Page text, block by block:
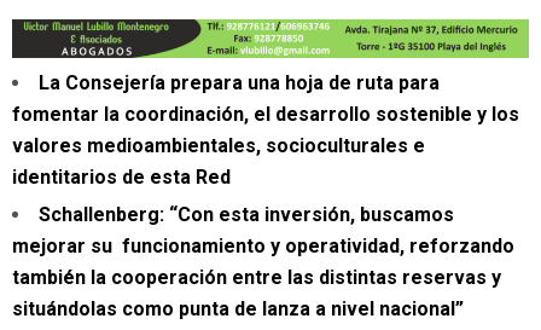
La Consejería prepara una hoja de ruta para
fomentar la coordinación, el desarrollo sostenible y los
valores medioambientales, socioculturales e
identitarios de esta Red
Schallenberg: “Con esta inversión, buscamos
mejorar su funcionamiento y operatividad, reforzando
también la cooperación entre las distintas reservas y
situándolas como punta de lanza a nivel nacional”